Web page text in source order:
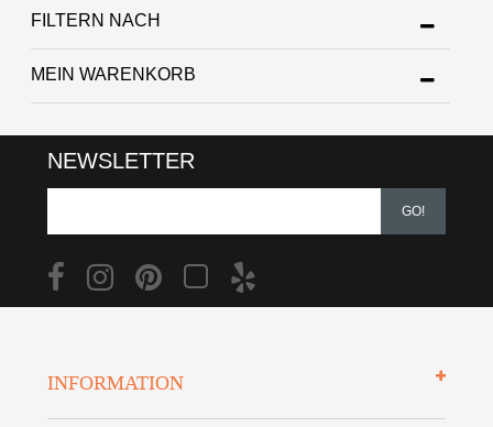
FILTERN NACH
MEIN WARENKORB
NEWSLETTER
GO!
INFORMATION